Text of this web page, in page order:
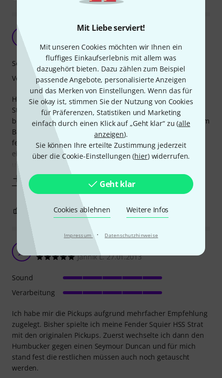
Mit Liebe serviert!
Mit unseren Cookies möchten wir Ihnen ein
fluffiges Einkaufserlebnis mit allem was
dazugehört bieten. Dazu zählen zum Beispiel
passende Angebote, personalisierte Anzeigen
und das Merken von Einstellungen. Wenn das für
Sie okay ist, stimmen Sie der Nutzung von Cookies
für Präferenzen, Statistiken und Marketing
einfach durch einen Klick auf „Geht klar“ zu (alle
anzeigen).
Sie können Ihre erteilte Zustimmung jederzeit
über die Cookie-Einstellungen (hier) widerrufen.
Geht klar
Cookies ablehnen Weitere Infos
Impressum · Datenschutzhinweise
SH
Slash Hendrix 06.04.2012
Habe die Txs in eine 57 AVRI Strat reingebaut, da mir die
Stock pups zu dünn waren ich aber den Singlecoilsound
behalten wollte...die Texas specials sind etwas fetter und im
Bandkontext durchaus zu gebrauchen, doch irgendwas
fehlte, so habe ich einen alten Fralin Blues special Steg Pu
eingebaut und siehe da, der Steg Pu ist viel dynamischer
und wurde zum "leben"
Mehr anzeigen
Sound
Verarbeitung
5 BEWERTUNG MELDEN
JL
Jannik L. 27.01.2013
Ich habe mir die Pickups aufgrund mehrfacher Empfehlung
zugelegt. Bisher spielte ich meine Fender Squier HSS Strat
mit den originalen Pickups. Zuerst wechselte ich dann den
Humbucker gegen einen Seymour Duncan und für mich
stand fest die restlichen müssen auch noch getauscht
werden.
Sound
Verarbeitung